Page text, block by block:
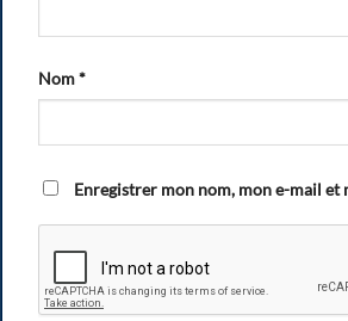
Nom*
Enregistrer mon nom, mon e-mail